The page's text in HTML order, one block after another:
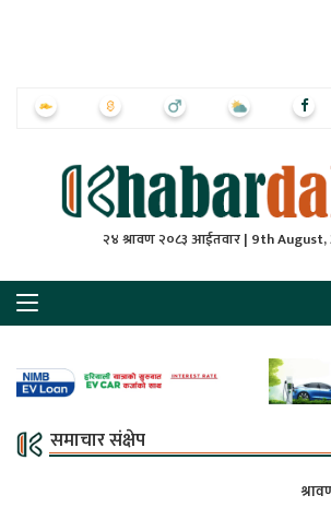
२४ श्रावण २०८३ आईतवार | 9th August,
समाचार संक्षेप